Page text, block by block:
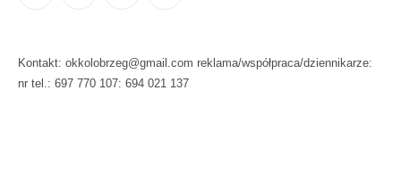
Kontakt: okkolobrzeg@gmail.com reklama/współpraca/dziennikarze:
nr tel.: 697 770 107: 694 021 137